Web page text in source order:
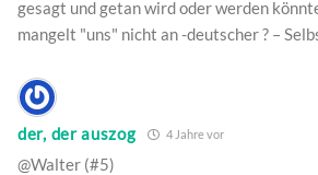
gesagt und getan wird oder werden
mangelt "uns" nicht an -deutscher ? –
der, der auszog 4 Jahre vor
@Walter (#5)